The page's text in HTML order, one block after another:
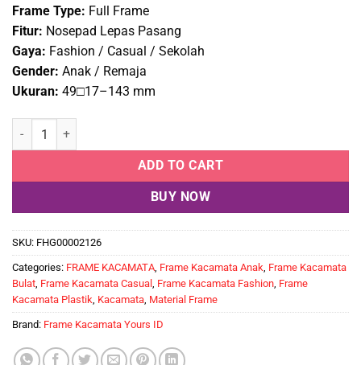
Frame Type: Full Frame
Fitur: Nosepad Lepas Pasang
Gaya: Fashion / Casual / Sekolah
Gender: Anak / Remaja
Ukuran: 49□17–143 mm
Frame Kacamata Anak YOURS ID 9508 C3 quantity
ADD TO CART
BUY NOW
SKU: FHG00002126
Categories: FRAME KACAMATA, Frame Kacamata Anak, Frame Kacamata
Bulat, Frame Kacamata Casual , Frame Kacamata Fashion, Frame
Kacamata Plastik, Kacamata, Material Frame
Brand: Frame Kacamata Yours ID